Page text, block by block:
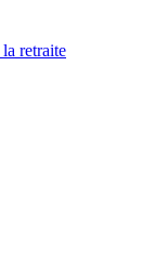
retraite